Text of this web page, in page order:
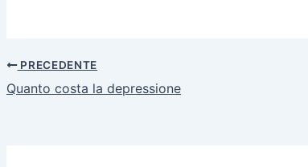
PRECEDENTE
Quanto costa la depressione